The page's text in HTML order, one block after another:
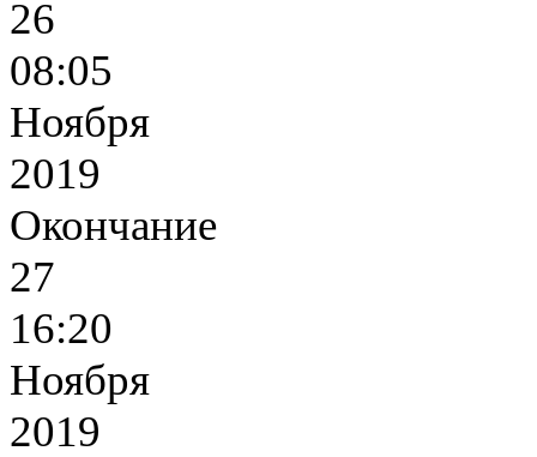
26
08:05
Ноября
2019
Окончание
27
16:20
Ноября
2019